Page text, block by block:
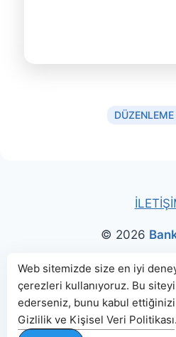
© 2026
Bu sitede paylaşılan banka
genellikle TBBveBDDKweb
konumları için Google
Web sitemizde size en iyi
çerezleri kullanıyoruz. Bu
ederseniz, bunu kabul ettiğinizi
Gizlilik ve Kişisel Veri Politikası.